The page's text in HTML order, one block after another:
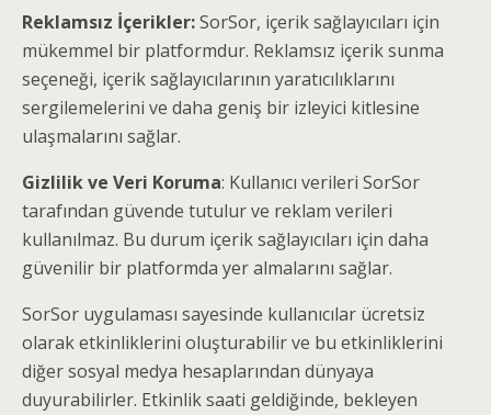
Reklamsız İçerikler:SorSor, içerik sağlayıcıları için
mükemmel bir platformdur. Reklamsız içerik sunma
seçeneği, içerik sağlayıcılarının yaratıcılıklarını
sergilemelerini ve daha geniş bir izleyici kitlesine
ulaşmalarını sağlar.
Gizlilik ve Veri Koruma: Kullanıcı verileri SorSor
tarafından güvende tutulur ve reklam verileri
kullanılmaz. Bu durum içerik sağlayıcıları için daha
güvenilir bir platformda yer almalarını sağlar.
SorSor uygulaması sayesinde kullanıcılar ücretsiz
olarak etkinliklerini oluşturabilir ve bu etkinliklerini
diğer sosyal medya hesaplarından dünyaya
duyurabilirler. Etkinlik saati geldiğinde, bekleyen